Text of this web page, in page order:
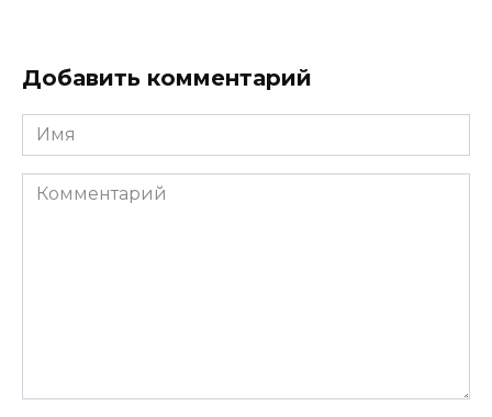
Добавить комментарий
Имя
Комментарий